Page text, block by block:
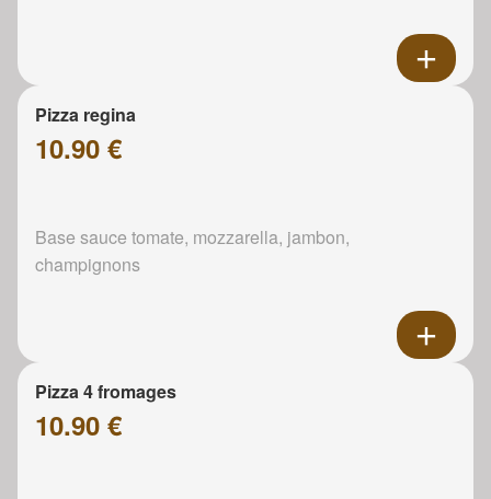
Pizza regina
10.90 €
Base sauce tomate, mozzarella, jambon,
champignons
Pizza 4 fromages
10.90 €